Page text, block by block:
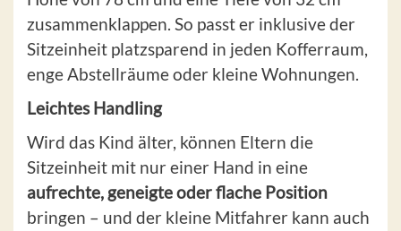
zusammenklappen. So passt er inklusive der
Sitzeinheit platzsparend in jeden Kofferraum,
enge Abstellräume oder kleine Wohnungen.
Leichtes Handling
Wird das Kind älter, können Eltern die
Sitzeinheit mit nur einer Hand in eine
aufrechte, geneigte oder flache Position
bringen – und der kleine Mitfahrer kann auch